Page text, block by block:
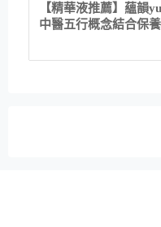
【精華液推薦】蘊韻
中醫五行概念結合保
華！ 水㊀土㊀就選「